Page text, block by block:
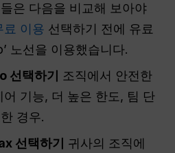
은 다음을 비교해 보아야
료 이용 선택하기 전에 유료
노선을 이용했습니다.
선택하기
조직에서 안전한
어 기능, 더 높은 한도, 팀 단
경우.
선택하기
귀사의 조직에